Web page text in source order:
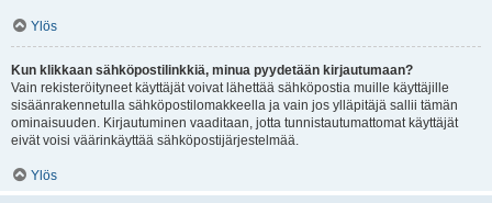
Ylös
Kun klikkaan sähköpostilinkkiä, minua pyydetään kirjautumaan?
Vain rekisteröityneet käyttäjät voivat lähettää sähköpostia muille käyttäjille
sisäänrakennetulla sähköpostilomakkeella ja vain jos ylläpitäjä sallii tämän
ominaisuuden. Kirjautuminen vaaditaan, jotta tunnistautumattomat käyttäjät
eivät voisi väärinkäyttää sähköpostijärjestelmää.
Ylös